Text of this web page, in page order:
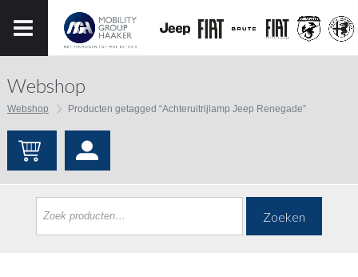
Webshop
Webshop Producten getagged “Achteruitrijlamp Jeep Renegade”
Zoeken